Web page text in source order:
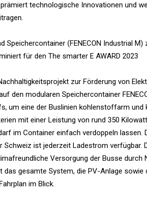
technologische Innovationen und
Speichercontainer (FENECON Industrial
für den The smarter E AWARD 2023
zur Förderung von
den modularen Speichercontainer
um eine der Buslinien kohlenstoffarm
mit einer Leistung von rund 350
im Container einfach verdoppeln
Schweiz ist jederzeit Ladestrom
Versorgung der Busse
das gesamte System, die PV-Anlage
im Blick.